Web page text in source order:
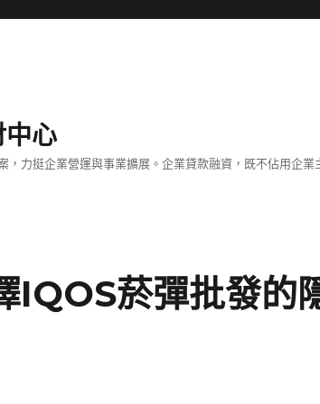
中心
，力挺企業營運與事業擴展。企業貸款融資，既不佔用企
IQOS菸彈批發的